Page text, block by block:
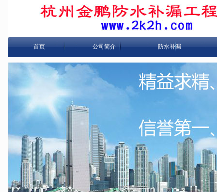
首页 公司简介 防水补漏